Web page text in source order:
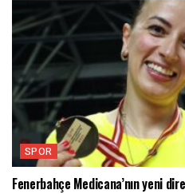
SPOR
Fenerbahçe Medicana’nın yeni